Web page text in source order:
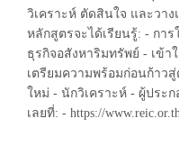
วิเคราะห์ ตัดสินใจ และวา
หลักสูตรจะได้เรียนรู้: - กา
ธุรกิจอสังหาริมทรัพย์ - เข้า
เตรียมความพร้อมก่อนก้าว
ใหม่ - นักวิเคราะห์ - ผู้ประ
เลยที่: - https://